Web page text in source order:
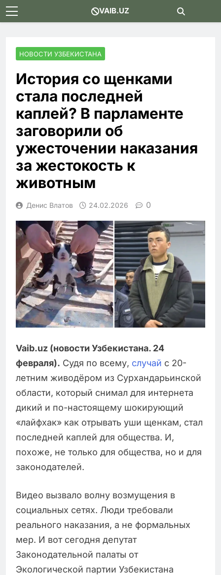
Skip
to
VAIB.UZ
НОВОСТИ УЗБЕКИСТАНА
История со щенками
стала последней
каплей? В парламенте
заговорили об
ужесточении наказания
за жестокость к
животным
Денис Влатов 24.02.2026 0
Vaib.uz (новости Узбекистана. 24
февраля). Судя по всему, случай с 20-
летним живодёром из Сурхандарьинской
области, который снимал для интернета
дикий и по-настоящему шокирующий
«лайфхак» как отрывать уши щенкам, стал
последней каплей для общества. И,
похоже, не только для общества, но и для
законодателей.
Видео вызвало волну возмущения в
социальных сетях. Люди требовали
реального наказания, а не формальных
мер. И вот сегодня депутат
Законодательной палаты от
Экологической партии Узбекистана